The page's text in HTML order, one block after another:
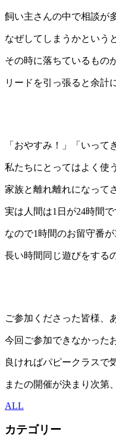
飼い主さんの中で相談が
なぜしてしまうかという
その時に落ちているもの
リードを引っ張ると余計
「おやすみ！」「いっ
私たちにとってはよく使
家族と離れ離れになって
実は人間は1日が24時間
なので1時間のお留守番
長い時間同じ遊びをする
ご参加くださった皆様、
今回ご参加できなかった
良ければパピークラスで
またの開催が決まり次第
ALL
カテゴリー